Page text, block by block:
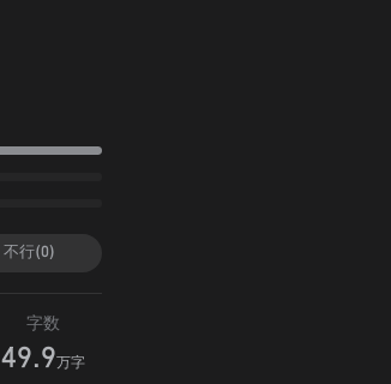
不行(0)
字数
49.9万字